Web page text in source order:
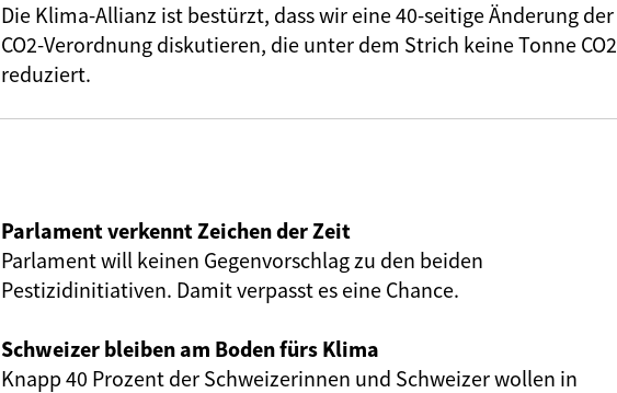
Die Klima-Allianz ist bestürzt, dass wir eine 40-seitige Änderung der
CO2-Verordnung diskutieren, die unter dem Strich keine Tonne CO2
reduziert.
Parlament verkennt Zeichen der Zeit
Parlament will keinen Gegenvorschlag zu den beiden
Pestizidinitiativen. Damit verpasst es eine Chance.
Schweizer bleiben am Boden fürs Klima
Knapp 40 Prozent der Schweizerinnen und Schweizer wollen in